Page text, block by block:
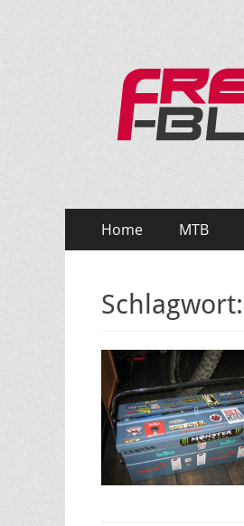
Primäres
Menü
Inhalt
Home MTB
Schlagwort: